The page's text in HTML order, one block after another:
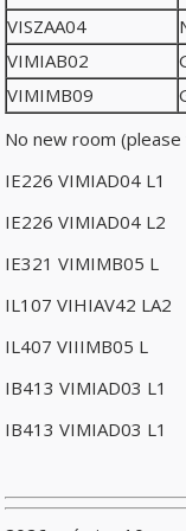
VISZAA04
VIMIAB02
VIMIMB09
No new room
IE226 VIMIAD04
IE226 VIMIAD04
IE321 VIMIMB05
IL107 VIHIAV42
IL407 VIIIMB05
IB413 VIMIAD03
IB413 VIMIAD03